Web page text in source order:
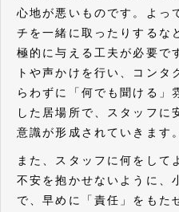
心地が悪いものです。よっ
チを一緒に取ったりするな
極的に与える工夫が必要で
トや声かけを行い、コンタ
らわずに「何でも聞ける」
した居場所で、スタッフに
意識が形成されていきます。
また、スタッフに何をして
不安を抱かせないように、
で、早めに「責任」をもた